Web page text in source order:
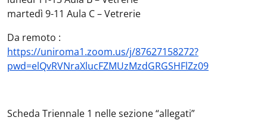
martedì 9-11 Aula C – Vetrerie
Da remoto :
https://uniroma1.zoom.us/j/87627158272?
pwd=elQvRVNraXlucFZMUzMzdGRGSHFlZz09
Scheda Triennale 1 nelle sezione “allegati”